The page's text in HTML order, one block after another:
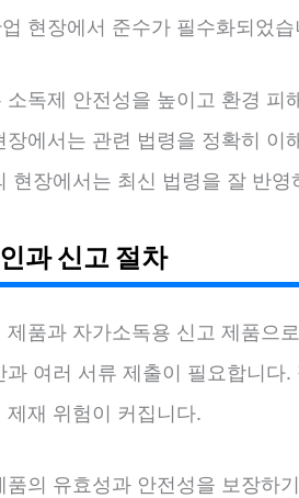
현장에서 준수가 필수화되었습
소독제 안전성을 높이고 환경 피
장에서는 관련 법령을 정확히 이
현장에서는 최신 법령을 잘 반영
과 신고 절차
제품과 자가소독용 신고 제품으
과 여러 서류 제출이 필요합니다
제재 위험이 커집니다.
품의 유효성과 안전성을 보장하